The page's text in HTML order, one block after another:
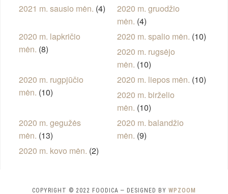
2021 m. sausio mėn. (4)
2020 m. gruodžio
mėn. (4)
2020 m. lapkričio
mėn. (8)
2020 m. spalio mėn. (10)
2020 m. rugsėjo
mėn. (10)
2020 m. rugpjūčio
mėn. (10)
2020 m. liepos mėn. (10)
2020 m. birželio
mėn. (10)
2020 m. gegužės
mėn. (13)
2020 m. balandžio
mėn. (9)
2020 m. kovo mėn. (2)
COPYRIGHT © 2022 FOODICA — DESIGNED BY WPZOOM